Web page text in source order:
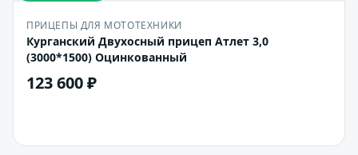
ПРИЦЕПЫ ДЛЯ МОТОТЕХНИКИ
Курганский Двухосный прицеп Атлет 3,0
(3000*1500) Оцинкованный
123 600 ₽